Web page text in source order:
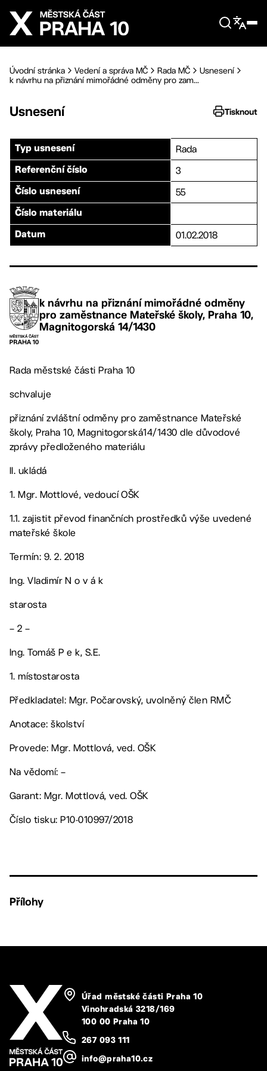
Přejít na hlavní obsah
Úvodní stránka Vedení a správa MČ Rada MČ
Usnesení
k návrhu na přiznání mimořádné odměny pro zam...
Usnesení Tisknout
Typ usnesení Rada
Referenční číslo 3
Číslo usnesení 55
Číslo materiálu
Datum 01.02.2018
k návrhu na přiznání mimořádné odměny
pro zaměstnance Mateřské školy, Praha 10,
Magnitogorská 14/1430
Rada městské části Praha 10
schvaluje
přiznání zvláštní odměny pro zaměstnance Mateřské
školy, Praha 10, Magnitogorská14/1430 dle důvodové
zprávy předloženého materiálu
II. ukládá
1. Mgr. Mottlové, vedoucí OŠK
1.1. zajistit převod finančních prostředků výše uvedené
mateřské škole
Termín: 9. 2. 2018
Ing. Vladimír N o v á k
starosta
– 2 –
Ing. Tomáš P e k, S.E.
1. místostarosta
Předkladatel: Mgr. Počarovský, uvolněný člen RMČ
Anotace: školství
Provede: Mgr. Mottlová, ved. OŠK
Na vědomí: –
Garant: Mgr. Mottlová, ved. OŠK
Číslo tisku: P10-010997/2018
Přílohy
Úřad městské části Praha 10
Vinohradská 3218/169
100 00 Praha 10
267 093 111
info@praha10.cz